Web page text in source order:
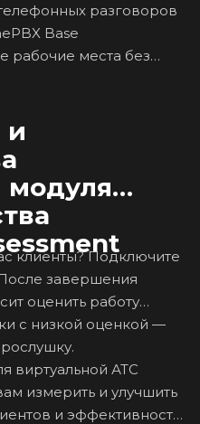
разговоров
Base
рабочие места без
и
клиенты? Подключите
завершения
оценить работу
с низкой оценкой —
виртуальной АТС
измерить и улучшить
и эффективность